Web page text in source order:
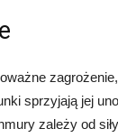
sprzyjają jej
zależy od